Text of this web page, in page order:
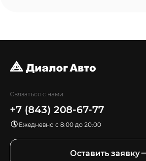
Связаться с нами
+7 (843) 208-67-77
Ежедневно с 8:00 до 20:00
Оставить заявку